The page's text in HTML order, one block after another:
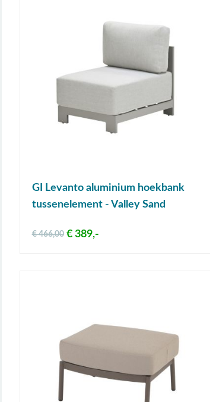
GI Levanto aluminium hoekbank
tussenelement - Valley Sand
€ 389,-
€ 466,00